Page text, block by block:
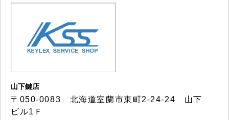
山下鍵店
〒050-0083 北海道室蘭市東町2-24-24 山下
ビル1Ｆ